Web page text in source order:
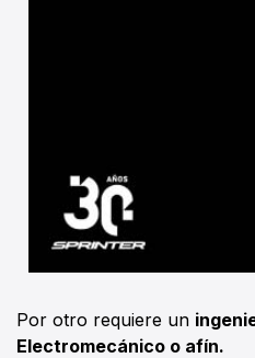
Por otro requiere un
Electromecánico o afín.